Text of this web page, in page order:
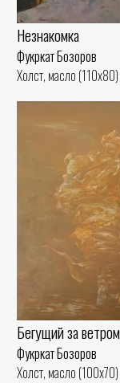
Незнакомка
Фукркат Бозоров
Холст, масло
Бегущий за ветром
Фукркат Бозоров
Холст, масло